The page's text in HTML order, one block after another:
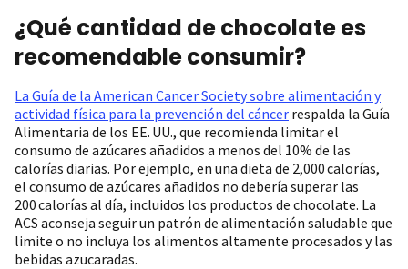
¿Qué cantidad de chocolate es
recomendable consumir?
La Guía de la American Cancer Society sobre alimentación y
actividad física para la prevención del cáncer respalda la Guía
Alimentaria de los EE. UU., que recomienda limitar el
consumo de azúcares añadidos a menos del 10% de las
calorías diarias. Por ejemplo, en una dieta de 2,000 calorías,
el consumo de azúcares añadidos no debería superar las
200 calorías al día, incluidos los productos de chocolate. La
ACS aconseja seguir un patrón de alimentación saludable que
limite o no incluya los alimentos altamente procesados y las
bebidas azucaradas.